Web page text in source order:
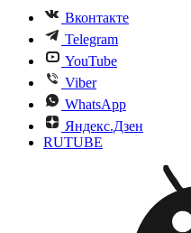
Вконтакте
Telegram
YouTube
Viber
WhatsApp
Яндекс.Дзен
RUTUBE